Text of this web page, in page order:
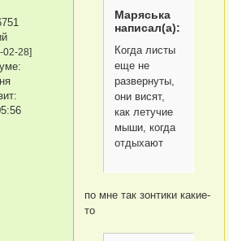
02-28]
Маряська
написал(а):
Когда листы
еще не
развернуты,
они висят,
как летучие
мыши, когда
отдыхают
по мне так зонтики какие-
то